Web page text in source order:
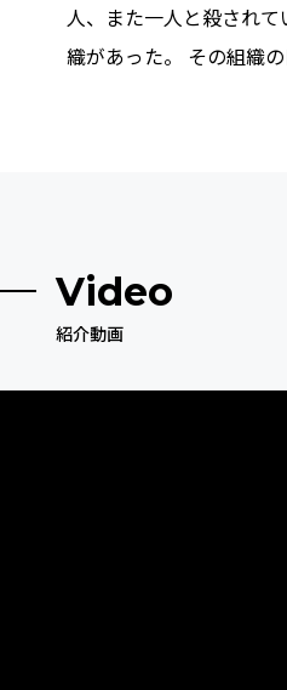
人、また一人と殺され
織があった。 その組織
Video
紹介動画